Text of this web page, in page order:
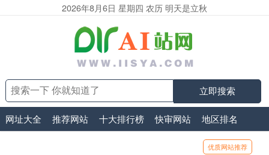
2026年8月6日 星期四 农历 明天是立秋
立即搜索
网址大全 推荐网站 十大排行榜 快审网站 地区排名
优质网站推荐